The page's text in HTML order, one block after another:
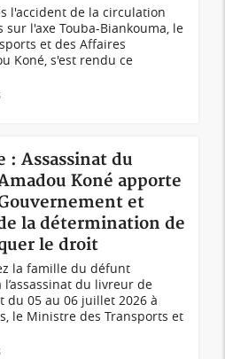
l'accident de la circulation
l'axe Touba-Biankouma, le
et des Affaires
Koné, s'est rendu ce
: Assassinat du
Koné apporte
et
la détermination de
le droit
la famille du défunt
l’assassinat du livreur de
du 05 au 06 juillet 2026 à
le Ministre des Transports et